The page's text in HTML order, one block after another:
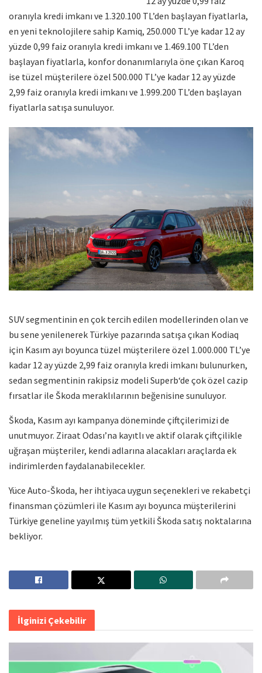
oranıyla kredi imkanı ve 1.320.100 TL’den başlayan fiyatlarla,
en yeni teknolojilere sahip Kamiq, 250.000 TL’ye kadar 12 ay
yüzde 0,99 faiz oranıyla kredi imkanı ve 1.469.100 TL’den
başlayan fiyatlarla, konfor donanımlarıyla öne çıkan Karoq
ise tüzel müşterilere özel 500.000 TL’ye kadar 12 ay yüzde
2,99 faiz oranıyla kredi imkanı ve 1.999.200 TL’den başlayan
fiyatlarla satışa sunuluyor.
SUV segmentinin en çok tercih edilen modellerinden olan ve
bu sene yenilenerek Türkiye pazarında satışa çıkan Kodiaq
için Kasım ayı boyunca tüzel müşterilere özel 1.000.000 TL’ye
kadar 12 ay yüzde 2,99 faiz oranıyla kredi imkanı bulunurken,
sedan segmentinin rakipsiz modeli Superb‘de çok özel cazip
fırsatlar ile Škoda meraklılarının beğenisine sunuluyor.
Škoda, Kasım ayı kampanya döneminde çiftçilerimizi de
unutmuyor. Ziraat Odası’na kayıtlı ve aktif olarak çiftçilikle
uğraşan müşteriler, kendi adlarına alacakları araçlarda ek
indirimlerden faydalanabilecekler.
Yüce Auto-Škoda, her ihtiyaca uygun seçenekleri ve rekabetçi
finansman çözümleri ile Kasım ayı boyunca müşterilerini
Türkiye geneline yayılmış tüm yetkili Škoda satış noktalarına
bekliyor.
İlginizi Çekebilir